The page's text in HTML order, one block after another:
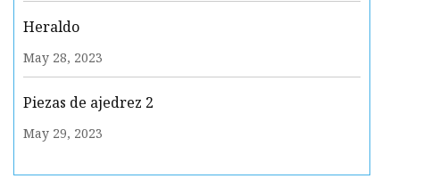
Heraldo
May 28, 2023
Piezas de ajedrez 2
May 29, 2023